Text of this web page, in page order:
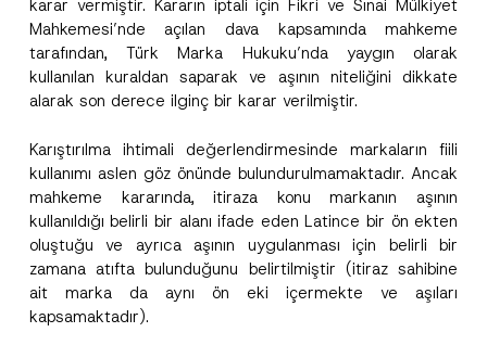
karar vermiştir. Kararın iptali için Fikri ve Sınai Mülkiyet
Mahkemesi’nde açılan dava kapsamında mahkeme
tarafından, Türk Marka Hukuku’nda yaygın olarak
kullanılan kuraldan saparak ve aşının niteliğini dikkate
alarak son derece ilginç bir karar verilmiştir.
Karıştırılma ihtimali değerlendirmesinde markaların fiili
kullanımı aslen göz önünde bulundurulmamaktadır. Ancak
mahkeme kararında, itiraza konu markanın aşının
kullanıldığı belirli bir alanı ifade eden Latince bir ön ekten
oluştuğu ve ayrıca aşının uygulanması için belirli bir
zamana atıfta bulunduğunu belirtilmiştir (itiraz sahibine
ait marka da aynı ön eki içermekte ve aşıları
kapsamaktadır).